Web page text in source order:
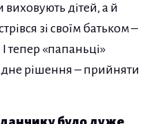
виховують дітей, а й
зі своїм батьком –
«папаньці»
рішення – прийняти